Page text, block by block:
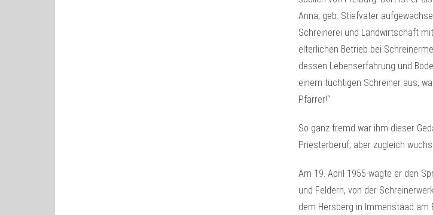
Anna, geb. Stiefvater
Schreinerei und Landwirtschaft
elterlichen Betrieb bei
dessen Lebenserfahrung und
einem tüchtigen Schreiner aus,
Pfarrer!“
So ganz fremd war ihm dieser
Priesterberuf, aber zugleich
Am 19. April 1955 wagte er den
und Feldern, von der
dem Hersberg in Immenstaad am